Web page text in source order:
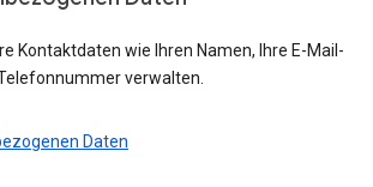
Kontaktdaten wie Ihren Namen, Ihre E-Mail-
verwalten.
Daten